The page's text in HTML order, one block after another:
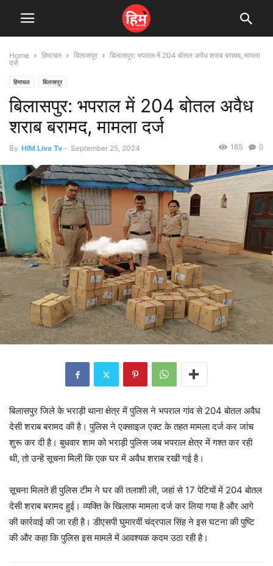
Home हिमाचल बिलासपुर
बिलासपुर: भपराल में 204 बोतल अवैध शराब बरामद, मामला
दर्ज
हिमाचल बिलासपुर
बिलासपुर: भपराल में 204 बोतल अवैध
शराब बरामद, मामला दर्ज
By HIM Live Tv - September 25, 2024 0
165
बिलासपुर जिले के भराड़ी थाना क्षेत्र में पुलिस ने भपराल गांव से 204 बोतल अवैध
देसी शराब बरामद की है। पुलिस ने एक्साइज एक्ट के तहत मामला दर्ज कर जांच
शुरू कर दी है। बुधवार शाम को भराड़ी पुलिस जब भपराल क्षेत्र में गश्त कर रही
थी, तो उन्हें सूचना मिली कि एक घर में अवैध शराब रखी गई है।
सूचना मिलते ही पुलिस टीम ने घर की तलाशी ली, जहां से 17 पेटियों में 204 बोतल
देसी शराब बरामद हुई। व्यक्ति के खिलाफ मामला दर्ज कर लिया गया है और आगे
की कार्रवाई की जा रही है। डीएसपी घुमारवीं चंद्रपाल सिंह ने इस घटना की पुष्टि
की और कहा कि पुलिस इस मामले में आवश्यक कदम उठा रही है।